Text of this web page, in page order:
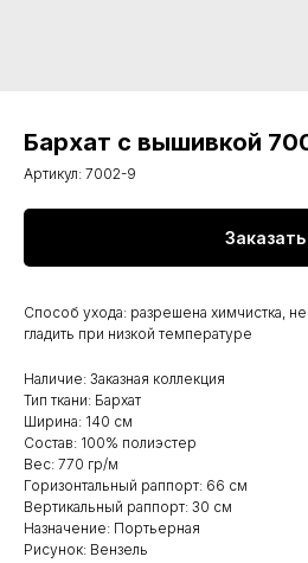
Бархат с вышивкой
Артикул: 7002-9
Заказать
Способ ухода: разрешена химчистка,
гладить при низкой температуре
Наличие: Заказная коллекция
Тип ткани: Бархат
Ширина: 140 см
Состав: 100% полиэстер
Вес: 770 гр/м
Горизонтальный раппорт: 66 см
Вертикальный раппорт: 30 см
Назначение: Портьерная
Рисунок: Вензель